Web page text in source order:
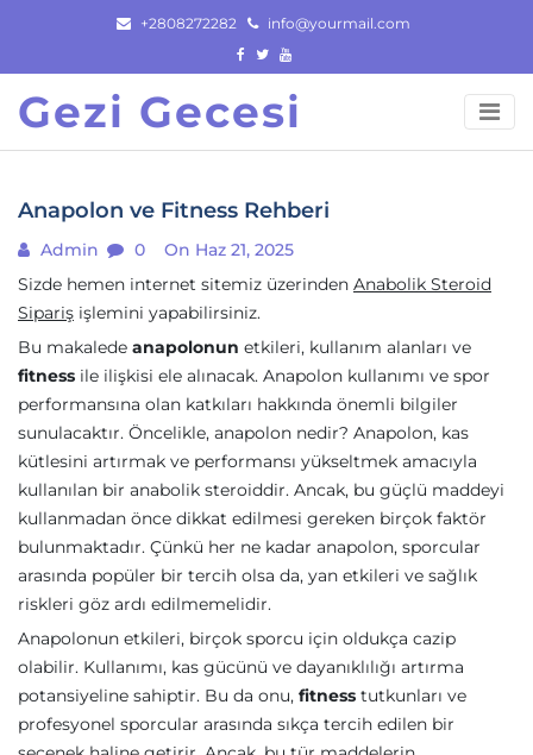
content
+2808272282 info@yourmail.com
Gezi Gecesi
Anapolon ve Fitness Rehberi
Admin 0
On Haz 21, 2025
Sizde hemen internet sitemiz üzerinden Anabolik Steroid
Sipariş işlemini yapabilirsiniz.
Bu makalede anapolonun etkileri, kullanım alanları ve
fitness ile ilişkisi ele alınacak. Anapolon kullanımı ve spor
performansına olan katkıları hakkında önemli bilgiler
sunulacaktır. Öncelikle, anapolon nedir? Anapolon, kas
kütlesini artırmak ve performansı yükseltmek amacıyla
kullanılan bir anabolik steroiddir. Ancak, bu güçlü maddeyi
kullanmadan önce dikkat edilmesi gereken birçok faktör
bulunmaktadır. Çünkü her ne kadar anapolon, sporcular
arasında popüler bir tercih olsa da, yan etkileri ve sağlık
riskleri göz ardı edilmemelidir.
Anapolonun etkileri, birçok sporcu için oldukça cazip
olabilir. Kullanımı, kas gücünü ve dayanıklılığı artırma
potansiyeline sahiptir. Bu da onu, fitness tutkunları ve
profesyonel sporcular arasında sıkça tercih edilen bir